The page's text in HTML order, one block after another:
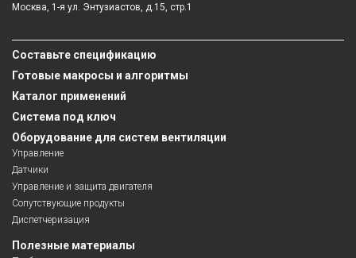
Москва, 1-я ул. Энтузиастов, д.15, стр.1
Составьте спецификацию
Готовые макросы и алгоритмы
Каталог применений
Система под ключ
Оборудование для систем вентиляции
Управление
Датчики
Управление и защита двигателя
Сопутствующие продукты
Диспетчеризация
Полезные материалы